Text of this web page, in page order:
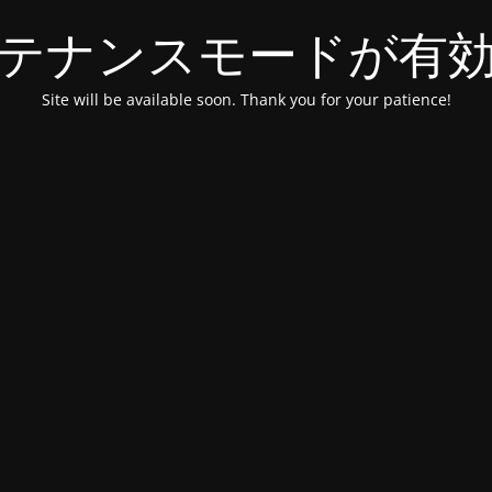
ナンスモードが有
Site will be available soon. Thank you for your patience!